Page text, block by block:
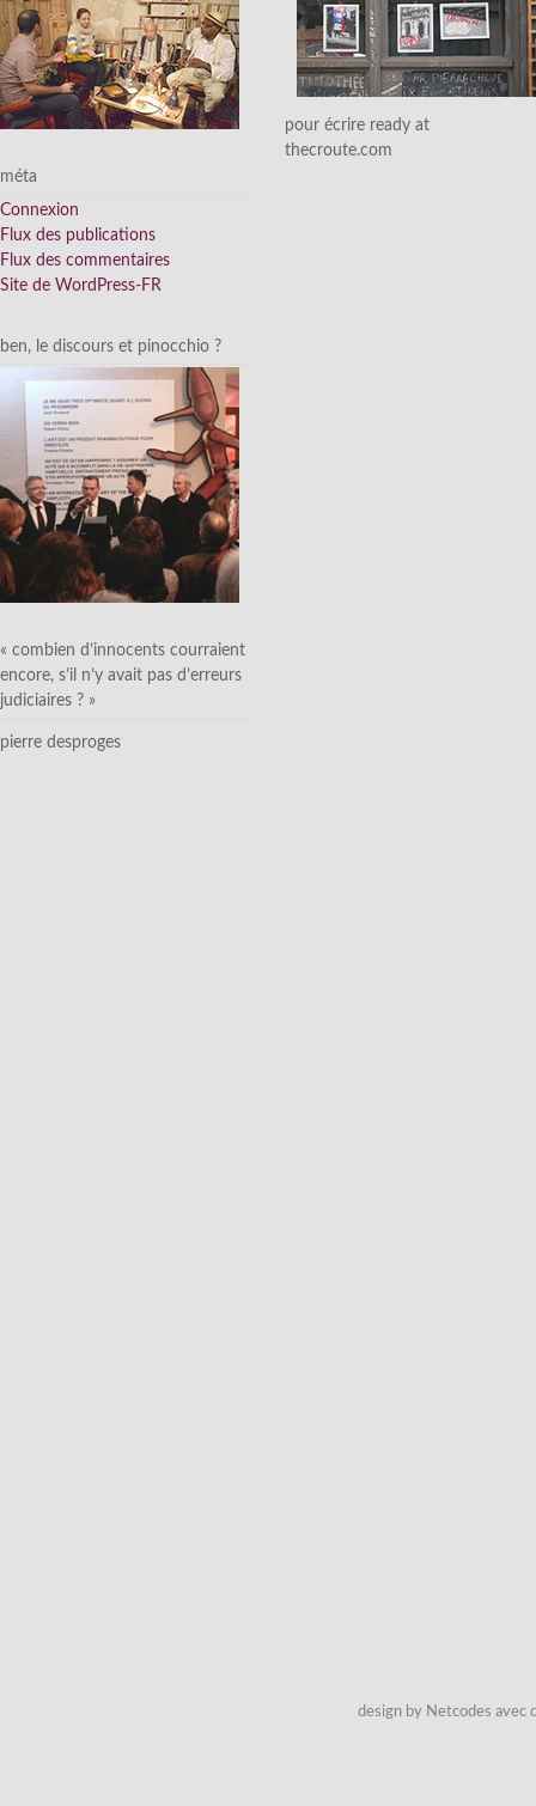
méta
Connexion
Flux des publications
Flux des commentaires
Site de WordPress-FR
ben, le discours et pinocchio ?
« combien d’innocents courraient
encore, s’il n’y avait pas d’erreurs
judiciaires ? »
pierre desproges
pour écrire ready at
thecroute.com
design by Netcodes avec